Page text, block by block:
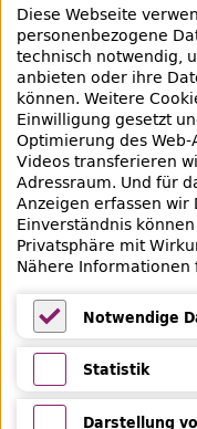
Social-Media
Facebook
Bereich
Breite Straße 30-36
10178 Berlin
Diese Webseite
personenbezogene
technisch notwendig,
anbieten oder ihre
können. Weitere
Einwilligung gesetzt
Optimierung des
Videos transferieren
Adressraum. Und für
Anzeigen erfassen
Einverständnis
Privatsphäre mit
Nähere Informationen
Notwendige
Notwendige
Statistik
StatistikDarstellung